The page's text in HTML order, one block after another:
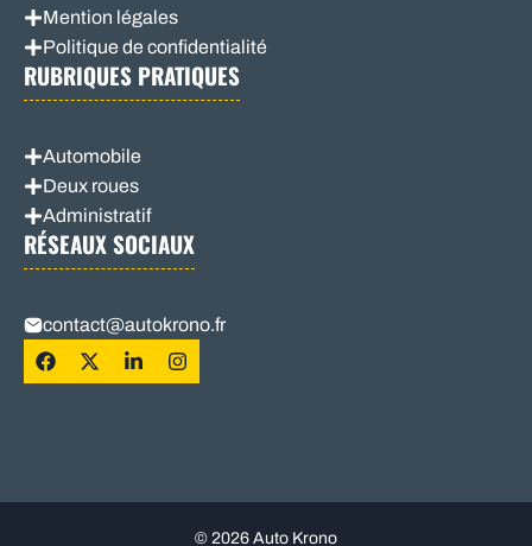
Mention légales
Politique de confidentialité
RUBRIQUES PRATIQUES
Automobile
Deux roues
Administratif
RÉSEAUX SOCIAUX
contact@autokrono.fr
© 2026 Auto Krono